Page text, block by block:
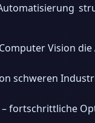
Vision
schweren
fortschrittliche